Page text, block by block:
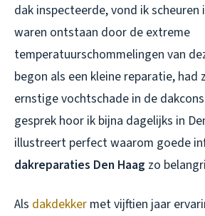
dak inspecteerde, vond ik
waren ontstaan door de extreme
temperatuurschommelingen van
begon als een kleine reparatie,
ernstige vochtschade in de
gesprek hoor ik bijna dagelijks in
illustreert perfect waarom goede
dakreparaties Den Haag zo
Als dakdekker met vijftien jaar